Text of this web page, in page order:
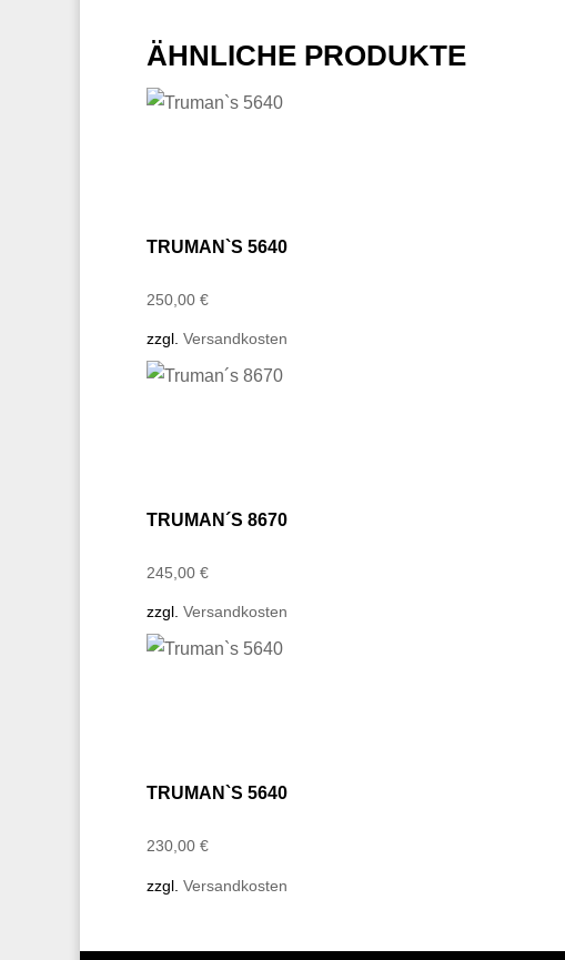
ÄHNLICHE PRODUKTE
TRUMAN`S 5640
250,00 €
zzgl. Versandkosten
TRUMAN´S 8670
245,00 €
zzgl. Versandkosten
TRUMAN`S 5640
230,00 €
zzgl. Versandkosten